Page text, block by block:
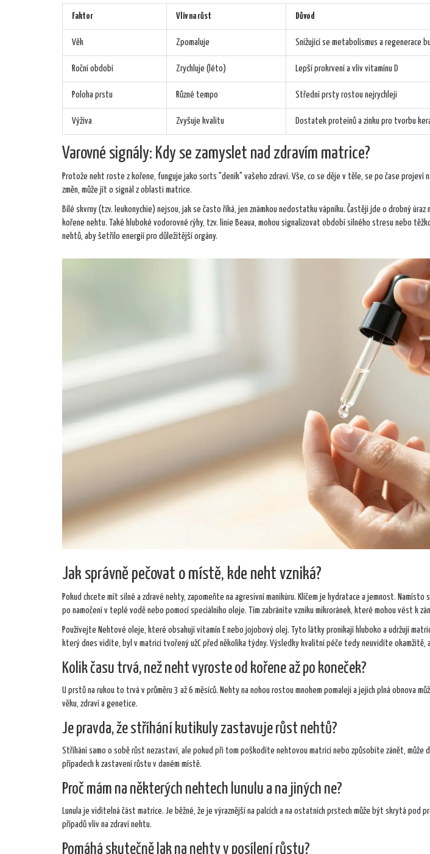
Faktor Vliv na růst Důvod
Věk Zpomaluje Snižující se metabolismus a regenerace
Roční období Zrychluje (léto) Lepší prokrvení a vliv vitamínu D
Poloha prstu Různé tempo Střední prsty rostou nejrychleji
Výživa Zvyšuje kvalitu Dostatek proteinů a zinku pro tvorbu
Varovné signály: Kdy se zamyslet nad zdravím matrice?
Protože neht roste z kořene, funguje jako sorts "deník" vašeho zdraví. Vše, co se děje v těle, se po čase projeví
změn, může jít o signál z oblasti matrice.
Bílé skvrny (tzv. leukonychie) nejsou, jak se často říká, jen známkou nedostatku vápníku. Častěji jde o drobný
kořene nehtu. Také hluboké vodorovné rýhy, tzv. linie Beaua, mohou signalizovat období silného stresu nebo
nehtů, aby šetřilo energií pro důležitější orgány.
Jak správně pečovat o místě, kde neht vzniká?
Pokud chcete mít silné a zdravé nehty, zapomeňte na agresivní manikúru. Klíčem je hydratace a jemnost.
po namočení v teplé vodě nebo pomocí speciálního oleje. Tím zabráníte vzniku mikroránek, které mohou vést k
Používejte Nehtové oleje, které obsahují vitamín E nebo jojobový olej. Tyto látky pronikají hluboko a udržují
který dnes vidíte, byl v matrici tvořený užC před několika týdny. Výsledky kvalitní péče tedy neuvidíte okamžitě,
Kolik času trvá, než neht vyroste od kořene až po koneček?
U prstů na rukou to trvá v průměru 3 až 6 měsíců. Nehty na nohou rostou mnohem pomaleji a jejich plná obnova
věku, zdraví a genetice.
Je pravda, že stříhání kutikuly zastavuje růst nehtů?
Stříhání samo o sobě růst nezastaví, ale pokud při tom poškodíte nehtovou matrici nebo způsobíte zánět, může
případech k zastavení růstu v daném místě.
Proč mám na některých nehtech lunulu a na jiných ne?
Lunula je viditelná část matrice. Je běžné, že je výraznější na palcích a na ostatních prstech může být skrytá pod
případů vliv na zdraví nehtu.
Pomáhá skutečně lak na nehty v posílení růstu?